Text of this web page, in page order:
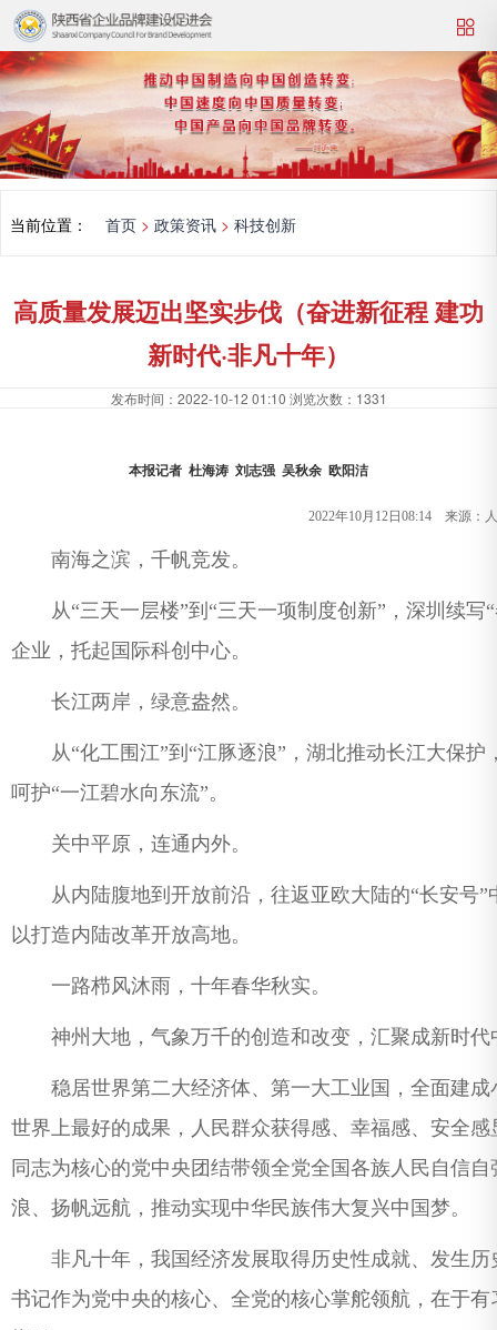
当前位置： 首页 > 政策资讯 > 科技创新
高质量发展迈出坚实步伐（奋进新征程 建功
新时代·非凡十年）
发布时间： 2022-10-12 01:10 浏览次数： 1331
本报记者 杜海涛 刘志强 吴秋余 欧阳洁
2022年10月12日08:14 来源：
南海之滨，千帆竞发。
从“三天一层楼”到“三天一项制度创新”，深圳续写
企业，托起国际科创中心。
长江两岸，绿意盎然。
从“化工围江”到“江豚逐浪”，湖北推动长江大保护
呵护“一江碧水向东流”。
关中平原，连通内外。
从内陆腹地到开放前沿，往返亚欧大陆的“长安号”
以打造内陆改革开放高地。
一路栉风沐雨，十年春华秋实。
神州大地，气象万千的创造和改变，汇聚成新时代
稳居世界第二大经济体、第一大工业国，全面建成
世界上最好的成果，人民群众获得感、幸福感、安全
同志为核心的党中央团结带领全党全国各族人民自信
浪、扬帆远航，推动实现中华民族伟大复兴中国梦。
非凡十年，我国经济发展取得历史性成就、发生历
书记作为党中央的核心、全党的核心掌舵领航，在于